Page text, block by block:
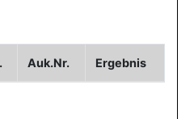
Auk.Nr. Ergebnis